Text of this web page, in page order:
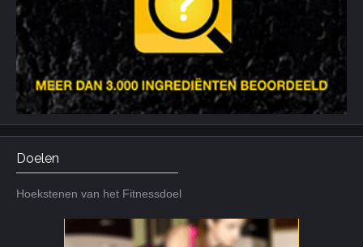
Doelen
Hoekstenen van het Fitnessdoel